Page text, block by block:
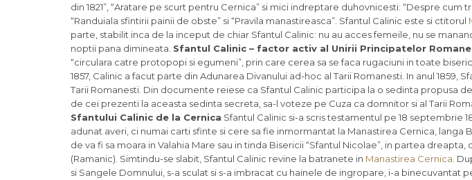
din 1821”, “Aratare pe scurt pentru Cernica” si mici indreptare duhovnicesti: “Despre cum
“Randuiala sfintirii painii de obste” si “Pravila manastireasca”. Sfantul Calinic este si ctitorul
parte, stabilit inca de la inceput de chiar Sfantul Calinic: nu au acces femeile, nu se
noptii pana dimineata. Sfantul Calinic – factor activ al Unirii Principatelor Romane
“circulara catre protopopi si egumeni”, prin care cerea sa se faca rugaciuni in toate
1857, Calinic a facut parte din Adunarea Divanului ad-hoc al Tarii Romanesti. In anul 1859,
Tarii Romanesti. Din documente reiese ca Sfantul Calinic participa la o sedinta propusa
de cei prezenti la aceasta sedinta secreta, sa-l voteze pe Cuza ca domnitor si al Tarii
Sfantului Calinic de la Cernica Sfantul Calinic si-a scris testamentul pe 18 septembrie
adunat averi, ci numai carti sfinte si cere sa fie inmormantat la Manastirea Cernica, langa
de va fi sa moara in Valahia Mare sau in tinda Bisericii “Sfantul Nicolae”, in partea dreapta,
(Ramanic). Simtindu-se slabit, Sfantul Calinic revine la batranete in Manastirea Cernica .
si Sangele Domnului, s-a sculat si s-a imbracat cu hainele de ingropare, i-a binecuvantat